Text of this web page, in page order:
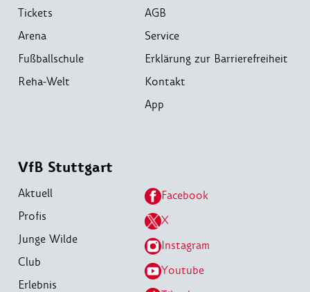
Tickets
Arena
Fußballschule
Reha-Welt
AGB
Service
Erklärung zur Barrierefreiheit
Kontakt
App
VfB Stuttgart
Aktuell
Profis
Junge Wilde
Club
Erlebnis
Facebook
X
Instagram
Youtube